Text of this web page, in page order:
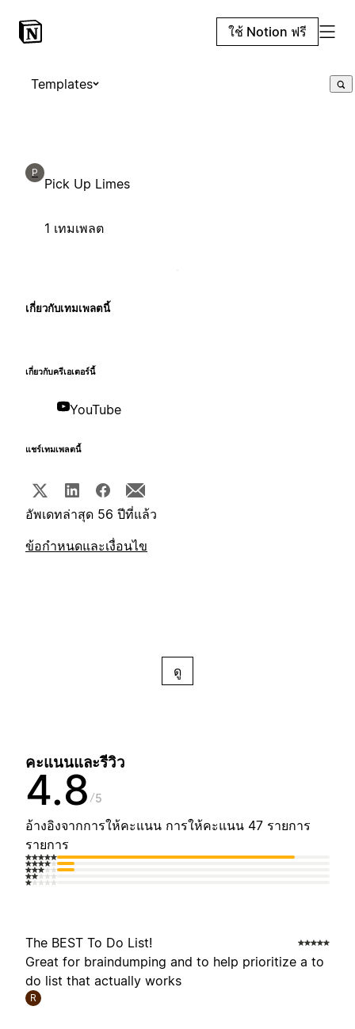
ใช้ Notion ฟรี
Templates
P
Pick Up Limes
1 เทมเพลต
เกี่ยวกับเทมเพลตนี้
เกี่ยวกับครีเอเตอร์นี้
YouTube
แชร์เทมเพลตนี้
อัพเดทล่าสุด 56 ปีที่แล้ว
ข้อกำหนดและเงื่อนไข
ดู
คะแนนและรีวิว
4.8 5
อ้างอิงจากการให้คะแนน การให้คะแนน 47 รายการ
รายการ
The BEST To Do List!
Great for braindumping and to help prioritize a to
do list that actually works
R